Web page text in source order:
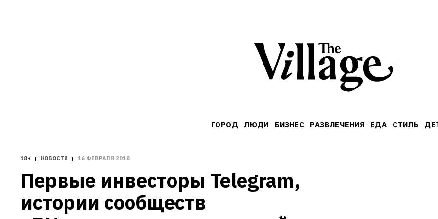
ГОРОД ЛЮДИ БИЗНЕС РАЗВЛЕЧЕНИЯ ЕДА СТИЛЬ
18+ НОВОСТИ 16 ФЕВРАЛЯ 2018
Первые инвесторы Telegram,
истории сообществ